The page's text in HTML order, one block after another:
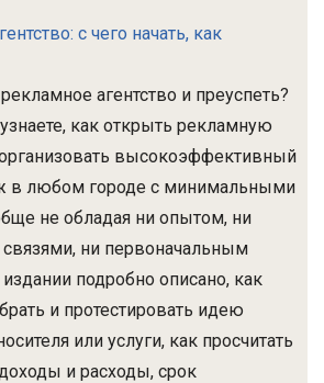
с чего начать, как
агентство и преуспеть?
как открыть рекламную
высокоэффективный
в любом городе с минимальными
не обладая ни опытом, ни
связями, ни первоначальным
подробно описано, как
и протестировать идею
или услуги, как просчитать
и расходы, срок